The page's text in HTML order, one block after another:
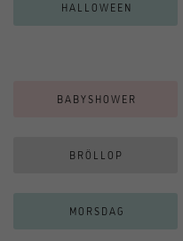
HALLOWEEN
BABYSHOWER
BRÖLLOP
MORSDAG